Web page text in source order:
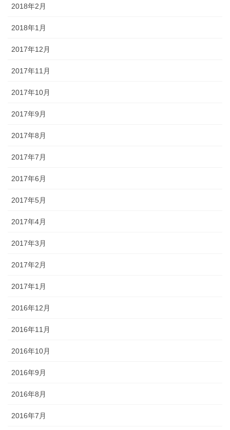
2018年2月
2018年1月
2017年12月
2017年11月
2017年10月
2017年9月
2017年8月
2017年7月
2017年6月
2017年5月
2017年4月
2017年3月
2017年2月
2017年1月
2016年12月
2016年11月
2016年10月
2016年9月
2016年8月
2016年7月